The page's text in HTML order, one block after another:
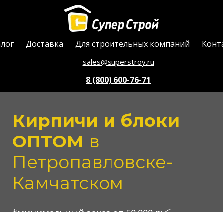
Доставка Для строительных компаний
sales@superstroy.ru
8 (800) 600-76-71
Кирпичи и блоки
ОПТОМ в
Петропавловске-
Камчатском